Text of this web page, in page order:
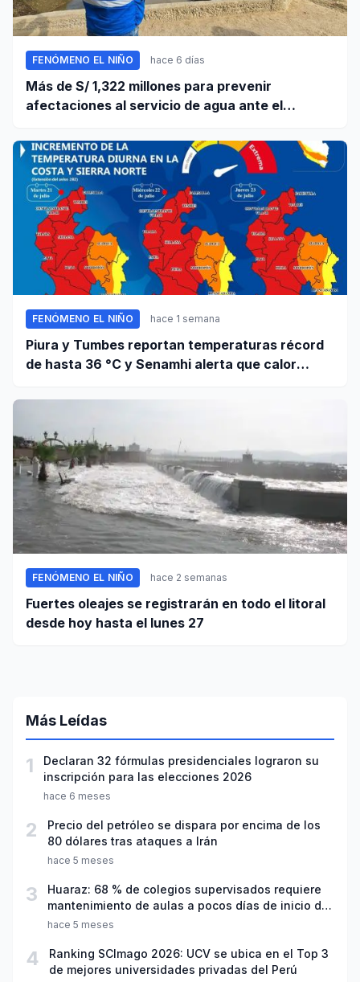
FENÓMENO EL NIÑO hace 6 días
Más de S/ 1,322 millones para prevenir
afectaciones al servicio de agua ante el
FENÓMENO EL NIÑO hace 1 semana
Piura y Tumbes reportan temperaturas récord
de hasta 36 °C y Senamhi alerta que calor
FENÓMENO EL NIÑO hace 2 semanas
Fuertes oleajes se registrarán en todo el litoral
desde hoy hasta el lunes 27
Más Leídas
1
Declaran 32 fórmulas presidenciales lograron su
inscripción para las elecciones 2026
hace 6 meses
2
Precio del petróleo se dispara por encima de los
80 dólares tras ataques a Irán
hace 5 meses
3
Huaraz: 68 % de colegios supervisados requiere
mantenimiento de aulas a pocos días de inicio del
año escolar 2026
hace 5 meses
4
Ranking SCImago 2026: UCV se ubica en el Top 3
de mejores universidades privadas del Perú